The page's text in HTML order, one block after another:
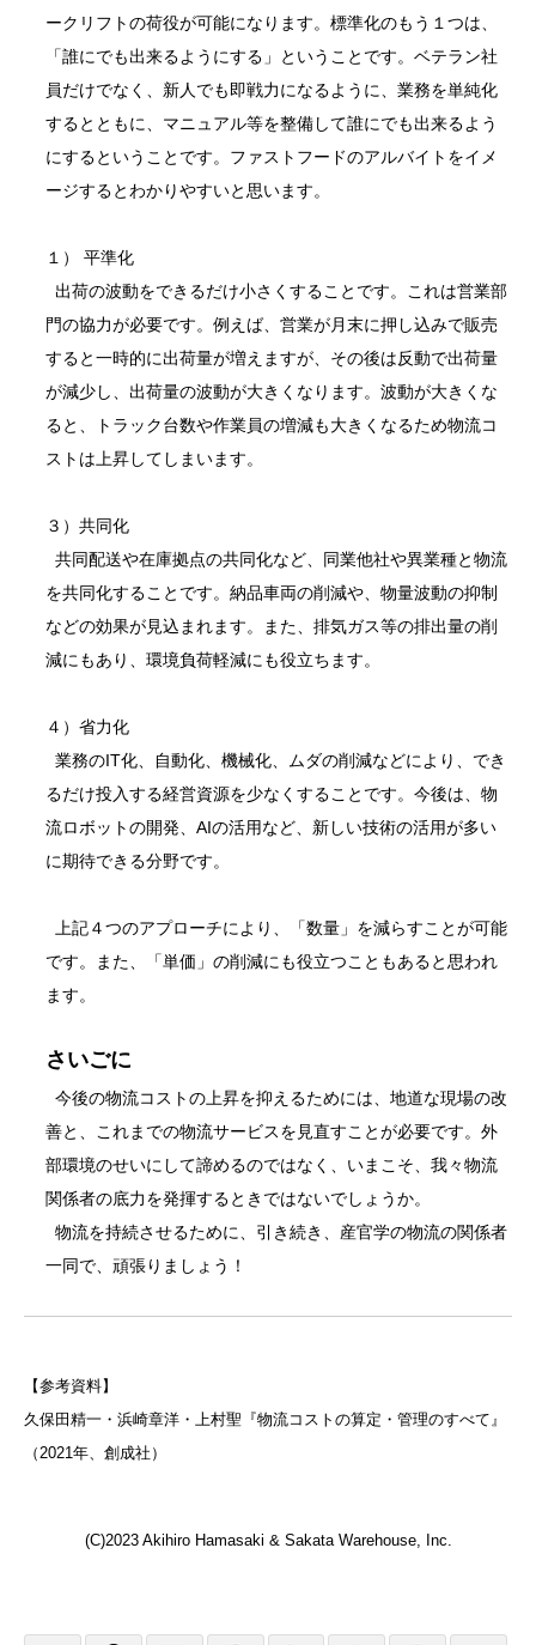
ークリフトの荷役が可能になります。標準化のもう１つは、
「誰にでも出来るようにする」ということです。ベテラン社
員だけでなく、新人でも即戦力になるように、業務を単純化
するとともに、マニュアル等を整備して誰にでも出来るよう
にするということです。ファストフードのアルバイトをイメ
ージするとわかりやすいと思います。
１） 平準化
出荷の波動をできるだけ小さくすることです。これは営業部
門の協力が必要です。例えば、営業が月末に押し込みで販売
すると一時的に出荷量が増えますが、その後は反動で出荷量
が減少し、出荷量の波動が大きくなります。波動が大きくな
ると、トラック台数や作業員の増減も大きくなるため物流コ
ストは上昇してしまいます。
３）共同化
共同配送や在庫拠点の共同化など、同業他社や異業種と物流
を共同化することです。納品車両の削減や、物量波動の抑制
などの効果が見込まれます。また、排気ガス等の排出量の削
減にもあり、環境負荷軽減にも役立ちます。
４）省力化
業務のIT化、自動化、機械化、ムダの削減などにより、でき
るだけ投入する経営資源を少なくすることです。今後は、物
流ロボットの開発、AIの活用など、新しい技術の活用が多い
に期待できる分野です。
上記４つのアプローチにより、「数量」を減らすことが可能
です。また、「単価」の削減にも役立つこともあると思われ
ます。
さいごに
今後の物流コストの上昇を抑えるためには、地道な現場の改
善と、これまでの物流サービスを見直すことが必要です。外
部環境のせいにして諦めるのではなく、いまこそ、我々物流
関係者の底力を発揮するときではないでしょうか。
物流を持続させるために、引き続き、産官学の物流の関係者
一同で、頑張りましょう！
【参考資料】
久保田精一・浜崎章洋・上村聖『物流コストの算定・管理のすべて』
（2021年、創成社）
(C)2023 Akihiro Hamasaki & Sakata Warehouse, Inc.